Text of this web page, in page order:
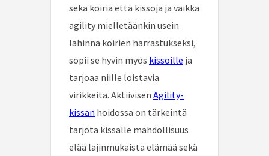
sekä koiria että kissoja ja vaikka
agility mielletäänkin usein
lähinnä koirien harrastukseksi,
sopii se hyvin myös kissoille ja
tarjoaa niille loistavia
virikkeitä. Aktiivisen Agility-
kissan hoidossa on tärkeintä
tarjota kissalle mahdollisuus
elää lajinmukaista elämää sekä